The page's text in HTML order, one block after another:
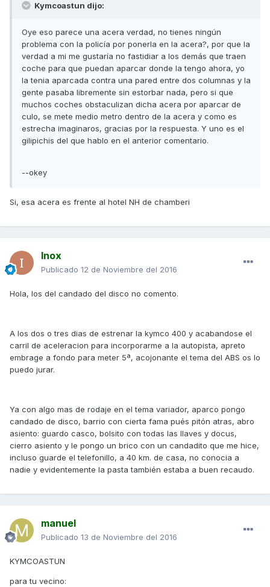
Kymcoastun dijo:
Oye eso parece una acera verdad, no tienes ningún
problema con la policía por ponerla en la acera?, por que la
verdad a mi me gustaría no fastidiar a los demás que traen
coche para que puedan aparcar donde la tengo ahora, yo
la tenia aparcada contra una pared entre dos columnas y la
gente pasaba libremente sin estorbar nada, pero si que
muchos coches obstaculizan dicha acera por aparcar de
culo, se mete medio metro dentro de la acera y como es
estrecha imaginaros, gracias por la respuesta. Y uno es el
gilipichis del que hablo en el anterior comentario.
--okey
Si, esa acera es frente al hotel NH de chamberi
Inox
Publicado 12 de Noviembre del 2016
Hola, los del candado del disco no comento.
A los dos o tres dias de estrenar la kymco 400 y acabandose el
carril de aceleracion para incorporarme a la autopista, apreto
embrage a fondo para meter 5ª, acojonante el tema del ABS os lo
puedo jurar.
Ya con algo mas de rodaje en el tema variador, aparco pongo
candado de disco, barrio con cierta fama pués pitón atras, abro
asiento: guardo casco, bolsito con todas las llaves y docus,
cierro asiento y le pongo un brico con un candadito que me hice,
incluso guarde el telefonillo, a 40 km. de casa, no conocia a
nadie y evidentemente la pasta también estaba a buen recaudo.
manuel
Publicado 13 de Noviembre del 2016
KYMCOASTUN
para tu vecino: